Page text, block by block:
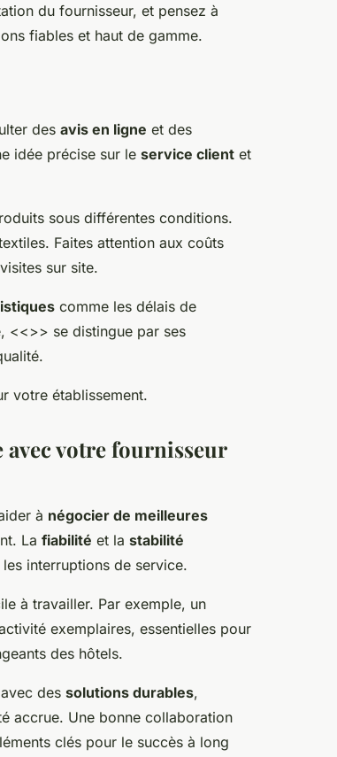
du fournisseur, et pensez à
fiables et haut de gamme.
des avis en ligne et des
idée précise sur le service client et
sous différentes conditions.
Faites attention aux coûts
sur site.
comme les délais de
<<>> se distingue par ses
votre établissement.
votre fournisseur
à négocier de meilleures
La fiabilité et la stabilité
interruptions de service.
à travailler. Par exemple, un
exemplaires, essentielles pour
des hôtels.
des solutions durables,
accrue. Une bonne collaboration
clés pour le succès à long